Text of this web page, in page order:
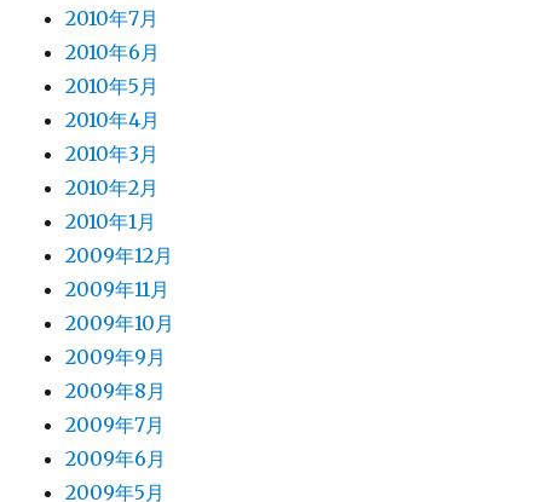
2010年7月
2010年6月
2010年5月
2010年4月
2010年3月
2010年2月
2010年1月
2009年12月
2009年11月
2009年10月
2009年9月
2009年8月
2009年7月
2009年6月
2009年5月